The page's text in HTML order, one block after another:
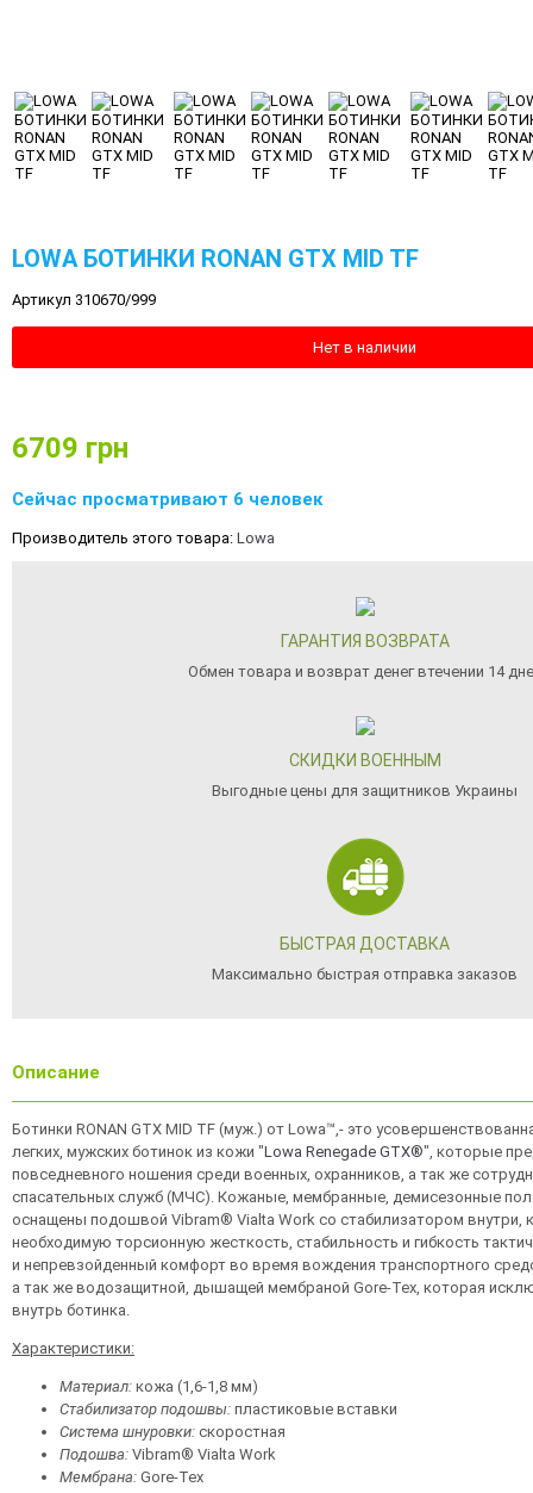
LOWA БОТИНКИ RONAN GTX MID TF
Артикул 310670/999
Нет в наличии
6709 грн
Сейчас просматривают 6 человек
Производитель этого товара: Lowa
ГАРАНТИЯ ВОЗВРАТА
Обмен товара и возврат денег втечении 14
СКИДКИ ВОЕННЫМ
Выгодные цены для защитников Украины
БЫСТРАЯ ДОСТАВКА
Максимально быстрая отправка заказов
Описание
Ботинки RONAN GTX MID TF (муж.) от Lowa™,- это
легких, мужских ботинок из кожи "Lowa Renegade GTX®", которые
повседневного ношения среди военных, охранников, а так же
спасательных служб (МЧС). Кожаные, мембранные, демисезонные
оснащены подошвой Vibram® Vialta Work со стабилизатором внутри,
необходимую торсионную жесткость, стабильность и гибкость
и непревзойденный комфорт во время вождения транспортного
а так же водозащитной, дышащей мембраной Gore-Tex, которая
внутрь ботинка.
Характеристики:
Материал: кожа (1,6-1,8 мм)
Стабилизатор подошвы: пластиковые вставки
Система шнуровки: скоростная
Подошва: Vibram® Vialta Work
Мембрана: Gore-Tex